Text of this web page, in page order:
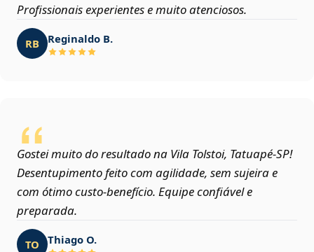
Profissionais experientes e muito atenciosos.
RB Reginaldo B.
Gostei muito do resultado na Vila Tolstoi, Tatuapé‑SP!
Desentupimento feito com agilidade, sem sujeira e
com ótimo custo-benefício. Equipe confiável e
preparada.
TO Thiago O.